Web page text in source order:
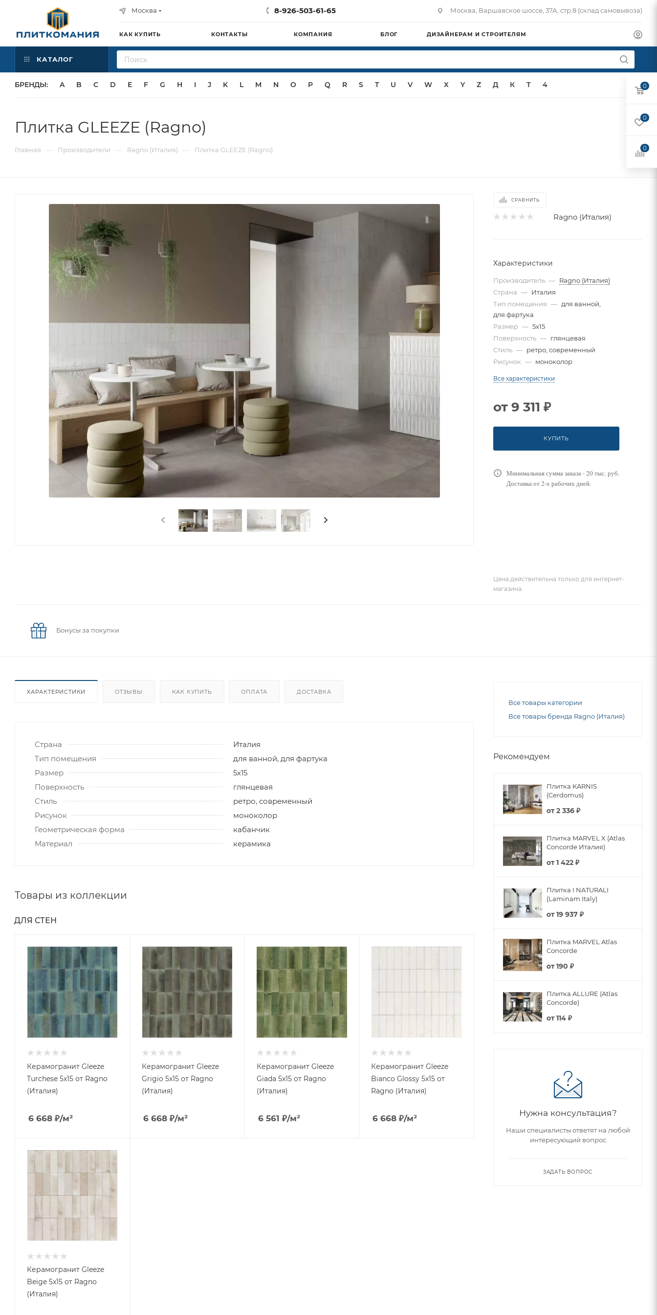
Москва 8-926-503-61-65 Москва, Варшавское шоссе, 37А, стр.8 (склад самовывоза)
КАК КУПИТЬ КОНТАКТЫ КОМПАНИЯ БЛОГ ДИЗАЙНЕРАМ И СТРОИТЕЛЯМ
КАТАЛОГ
БРЕНДЫ: A B C D E F G H I J K L M N O P Q R S T U V W X Y Z Д К Т 4
Плитка GLEEZE (Ragno)
Главная — Производители — Ragno (Италия) — Плитка GLEEZE (Ragno)
СРАВНИТЬ
Ragno (Италия)
Характеристики
Производитель — Ragno (Италия)
Страна — Италия
Тип помещения — для ванной,
для фартука
Размер — 5x15
Поверхность — глянцевая
Стиль — ретро, современный
Рисунок — моноколор
Все характеристики
от 9 311 ₽
КУПИТЬ
Минимальная сумма заказа - 20 тыс. руб.
Доставка от 2-х рабочих дней.
Цена действительна только для интернет-
магазина.
Бонусы за покупки
ХАРАКТЕРИСТИКИ ОТЗЫВЫ КАК КУПИТЬ ОПЛАТА ДОСТАВКА
Страна
Италия
Тип помещения
для ванной, для фартука
Размер
5x15
Поверхность
глянцевая
Стиль
ретро, современный
Рисунок
моноколор
Геометрическая форма
кабанчик
Материал
керамика
Товары из коллекции
ДЛЯ СТЕН
Керамогранит Gleeze
Turchese 5x15 от Ragno
(Италия)
6 668 ₽/м²
Керамогранит Gleeze
Grigio 5x15 от Ragno
(Италия)
6 668₽/м²
Керамогранит Gleeze
Giada 5x15 от Ragno
(Италия)
6 561 ₽/м²
Керамогранит Gleeze
Bianco Glossy 5x15 от
Ragno (Италия)
6 668 ₽/м²
Керамогранит Gleeze
Beige 5x15 от Ragno
(Италия)
Все товары категории
Все товары бренда Ragno (Италия)
Рекомендуем
Плитка KARNIS
(Cerdomus)
от2 336 ₽
Плитка MARVEL X (Atlas
Concorde Италия)
от1 422 ₽
Плитка I NATURALI
(Laminam Italy)
от19 937 ₽
Плитка MARVEL Atlas
Concorde
от190 ₽
Плитка ALLURE (Atlas
Concorde)
от114 ₽
Нужна консультация?
Наши специалисты ответят на любой
интересующий вопрос
ЗАДАТЬ ВОПРОС
0
0
0